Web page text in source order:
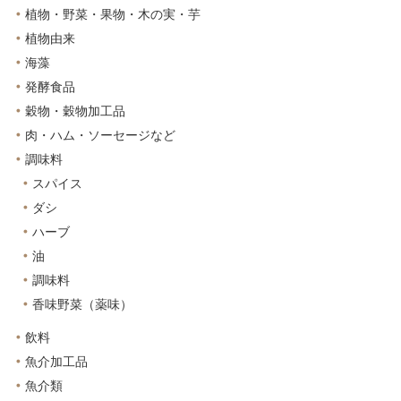
植物・野菜・果物・木の実・芋
植物由来
海藻
発酵食品
穀物・穀物加工品
肉・ハム・ソーセージなど
調味料
スパイス
ダシ
ハーブ
油
調味料
香味野菜（薬味）
飲料
魚介加工品
魚介類